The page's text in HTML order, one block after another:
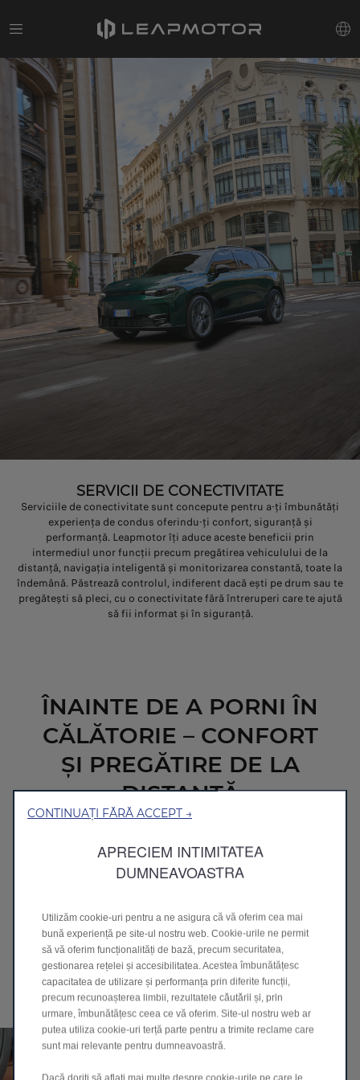
SERVICII DE CONECTIVITATE
Serviciile de conectivitate sunt concepute pentru a-ți îmbunătăți
experiența de condus oferindu-ți confort, siguranță și
performanță. Leapmotor îți aduce aceste beneficii prin
intermediul unor funcții precum pregătirea vehiculului de la
distanță, navigația inteligentă și monitorizarea constantă, toate la
îndemână. Păstrează controlul, indiferent dacă ești pe drum sau te
pregătești să pleci, cu o conectivitate fără întreruperi care te ajută
să fii informat și în siguranță.
ÎNAINTE DE A PORNI ÎN
CĂLĂTORIE – CONFORT
ȘI PREGĂTIRE DE LA
DISTANȚĂ
ÎN TIMPUL CĂLĂTORIEI –
CONTROL INTELIGENT ȘI
INFOTAINMENT
CONTINUAȚI FĂRĂ ACCEPT →
APRECIEM INTIMITATEA
DUMNEAVOASTRA
Utilizăm cookie-uri pentru a ne asigura că vă oferim cea mai
bună experiență pe site-ul nostru web. Cookie-urile ne permit
să vă oferim funcționalități de bază, precum securitatea,
gestionarea rețelei și accesibilitatea. Acestea îmbunătățesc
capacitatea de utilizare și performanța prin diferite funcții,
precum recunoașterea limbii, rezultatele căutării și, prin
urmare, îmbunătățesc ceea ce vă oferim. Site-ul nostru web ar
putea utiliza cookie-uri terță parte pentru a trimite reclame care
sunt mai relevante pentru dumneavoastră.
Dacă doriți să aflați mai multe despre cookie-urile pe care le